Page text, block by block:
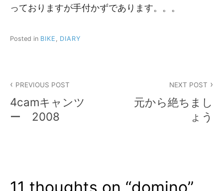
っておりますが手付かずであります。。。
Posted in BIKE DIARY
稿
ナ
PREVIOUS POST
4camキャンツ
ー 2008
NEXT POST
元から絶ちまし
ょう